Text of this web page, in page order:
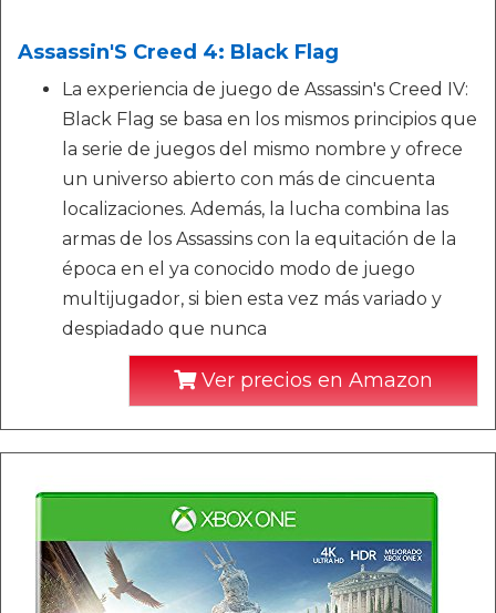
Assassin'S Creed 4: Black Flag
La experiencia de juego de Assassin's Creed IV:
Black Flag se basa en los mismos principios que
la serie de juegos del mismo nombre y ofrece
un universo abierto con más de cincuenta
localizaciones. Además, la lucha combina las
armas de los Assassins con la equitación de la
época en el ya conocido modo de juego
multijugador, si bien esta vez más variado y
despiadado que nunca
Ver precios en Amazon